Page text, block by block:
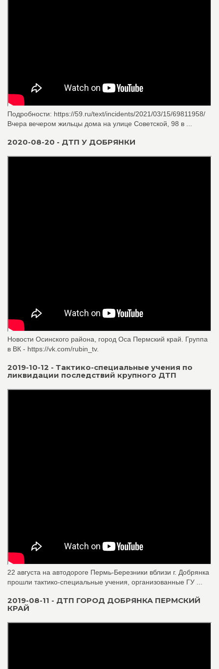
Подробности: https://59.ru/text/incidents/2021/03/15/69811958/
Вчера вечером жильцы дома на улице Советской, 98 в ...
2020-08-20 - ДТП У ДОБРЯНКИ
Новости Осинского района, город Оса Пермский край. Группа
в ВК - https://vk.com/rubin_tv.
2019-10-12 - Тактико-специальные учения по
ликвидации последствий крупного ДТП
22 августа на автодороге Пермь-Березники вблизи г. Добрянка
прошли тактико-специальные учения, организованные ГУ ...
2019-08-11 - ДТП ГОРОД ДОБРЯНКА ПЕРМСКИЙ
КРАЙ